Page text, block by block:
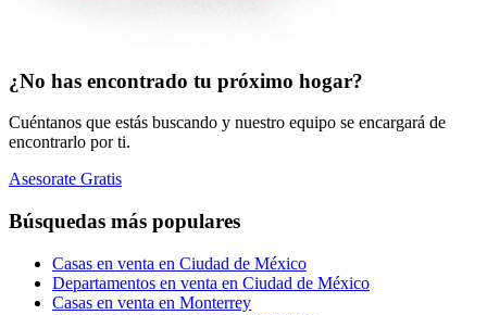
¿No has encontrado tu próximo hogar?
Cuéntanos que estás buscando y nuestro equipo se encargará de
encontrarlo por ti.
Asesorate Gratis
Búsquedas más populares
Casas en venta en Ciudad de México
Departamentos en venta en Ciudad de México
Casas en venta en Monterrey